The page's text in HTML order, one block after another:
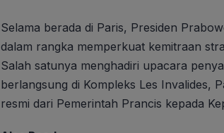
Selama berada di Paris, Presiden
dalam rangka memperkuat kemitraan
Salah satunya menghadiri upacara
berlangsung di Kompleks Les Invalides,
resmi dari Pemerintah Prancis kepada